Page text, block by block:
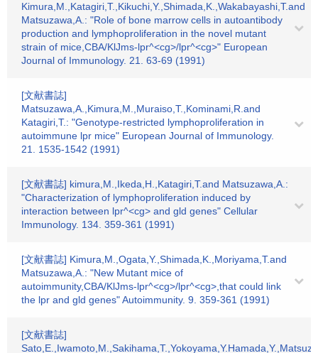
Kimura,M.,Katagiri,T.,Kikuchi,Y.,Shimada,K.,Wakabayashi,T.and
Matsuzawa,A.: "Role of bone marrow cells in autoantibody
production and lymphoproliferation in the novel mutant
strain of mice,CBA/KlJms-lpr^<cg>/lpr^<cg>" European
Journal of Immunology. 21. 63-69 (1991)
[文献書誌]
Matsuzawa,A.,Kimura,M.,Muraiso,T.,Kominami,R.and
Katagiri,T.: "Genotype-restricted lymphoproliferation in
autoimmune lpr mice" European Journal of Immunology.
21. 1535-1542 (1991)
[文献書誌] kimura,M.,Ikeda,H.,Katagiri,T.and Matsuzawa,A.:
"Characterization of lymphoproliferation induced by
interaction between lpr^<cg> and gld genes" Cellular
Immunology. 134. 359-361 (1991)
[文献書誌] Kimura,M.,Ogata,Y.,Shimada,K.,Moriyama,T.and
Matsuzawa,A.: "New Mutant mice of
autoimmunity,CBA/KlJms-lpr^<cg>/lpr^<cg>,that could link
the lpr and gld genes" Autoimmunity. 9. 359-361 (1991)
[文献書誌]